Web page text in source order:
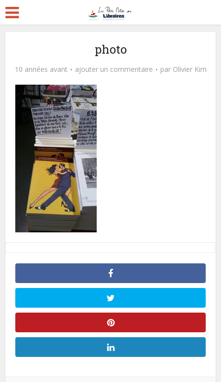
photo
10 années avant ajouter un commentaire par Olivier Kim